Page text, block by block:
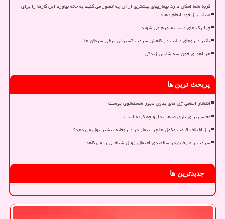
گربه شما امکان دارد بیماریهای بیشتری از آن چه تصور می کنید به خانه بیاورد این کارها را برای
صیانت از خود انجام دهید
چرا رگ های دست متورم می شوند
تأثیر داروهای دیابت در کاهش سرعت گسترش برخی سرطان ها
هر اهدای خون سه شانس زندگی
پربحث ترین ها
انتشار اسامی ژل های بدون مجوز شستشوی پوست
مجلس برای یاری صنعت دارو چه کرده است
راز اختلاف قیمت مکمل ها چرا بیمار در داروخانه بیشتر پول می دهد؟
سرعت راه رفتن در سالمندی احتمال زوال شناختی را می کاهد
جدیدترین ها